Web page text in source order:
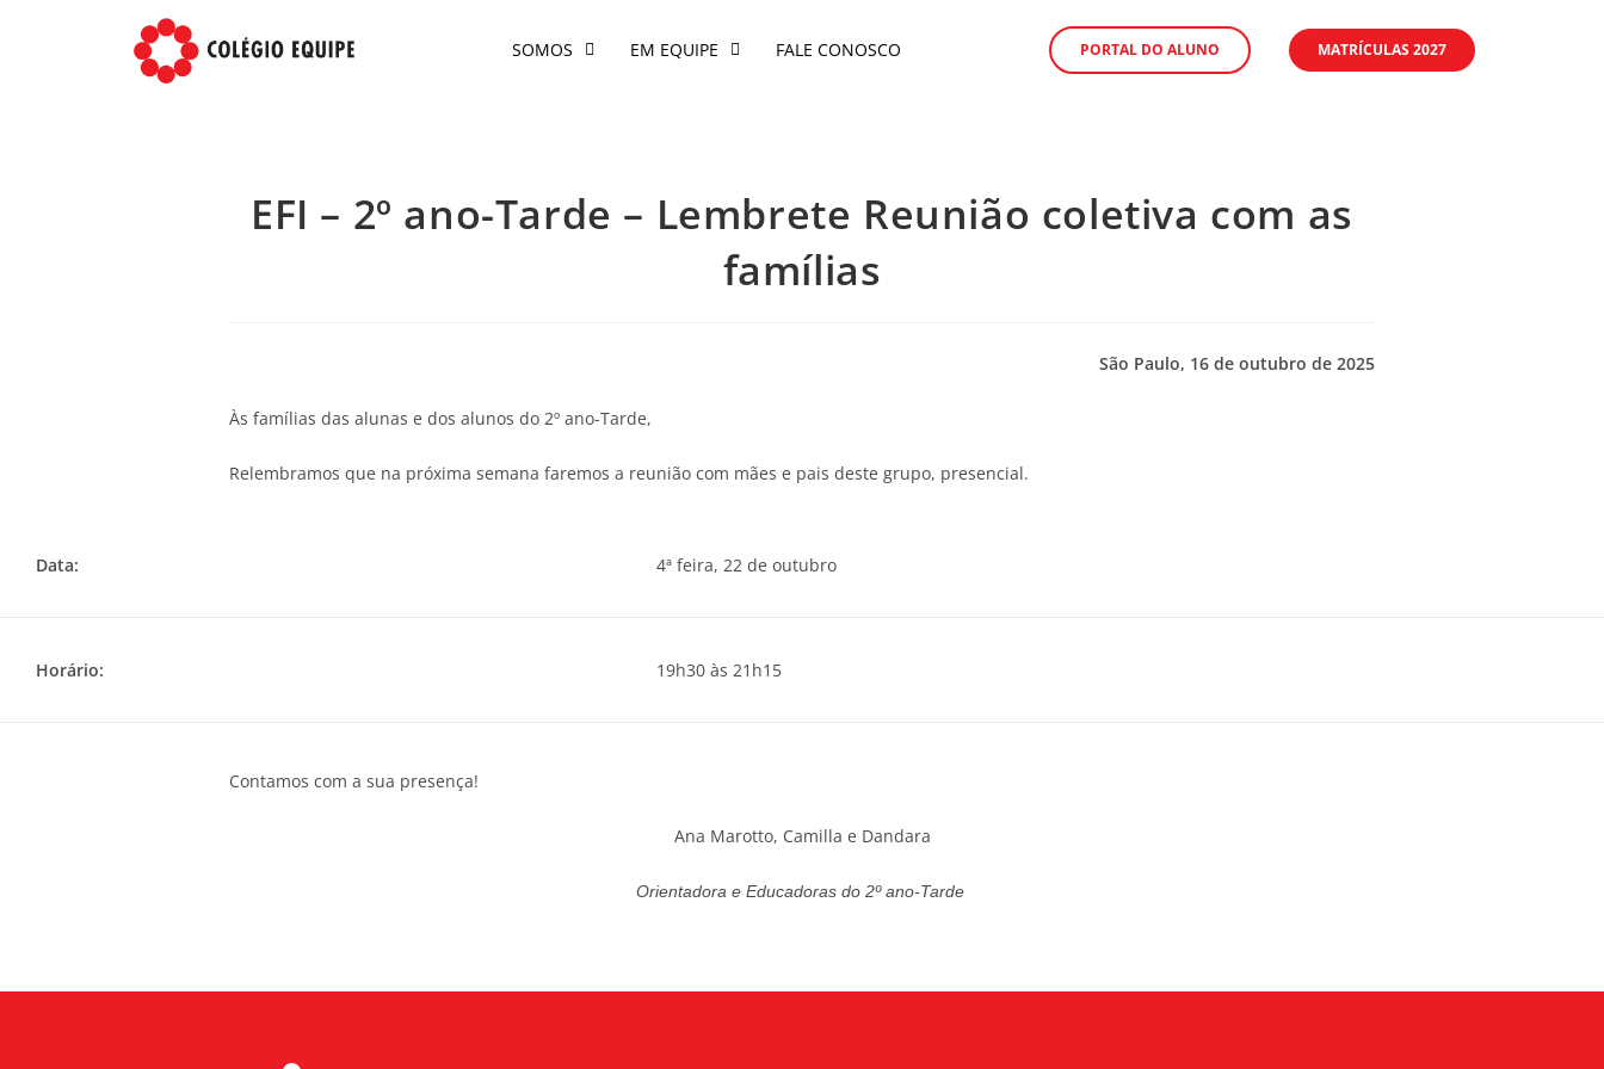
SOMOS EM EQUIPE FALE CONOSCO PORTAL DO ALUNO MATRÍCULAS 2027
EFI – 2º ano-Tarde – Lembrete Reunião coletiva com as
famílias
São Paulo, 16 de outubro de 2025
Às famílias das alunas e dos alunos do 2º ano-Tarde,
Relembramos que na próxima semana faremos a reunião com mães e pais deste grupo, presencial.
Data: 4ª feira, 22 de outubro
Horário: 19h30 às 21h15
Contamos com a sua presença!
Ana Marotto, Camilla e Dandara
Orientadora e Educadoras do 2º ano-Tarde